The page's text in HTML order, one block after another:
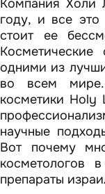
Компания Холи
году, и все
стоит ее
Косметические
одними из
во всем
косметики Holy
научные
Вот почему
косметологов
препараты